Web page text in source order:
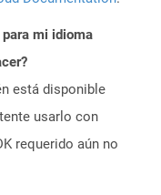
para mi idioma
está disponible
usarlo con
requerido aún no